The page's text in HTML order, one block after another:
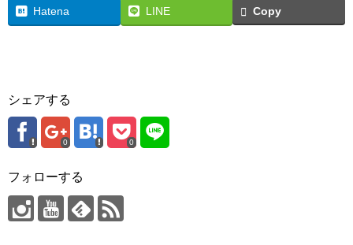
Hatena LINE Copy
シェアする
0 0
フォローする